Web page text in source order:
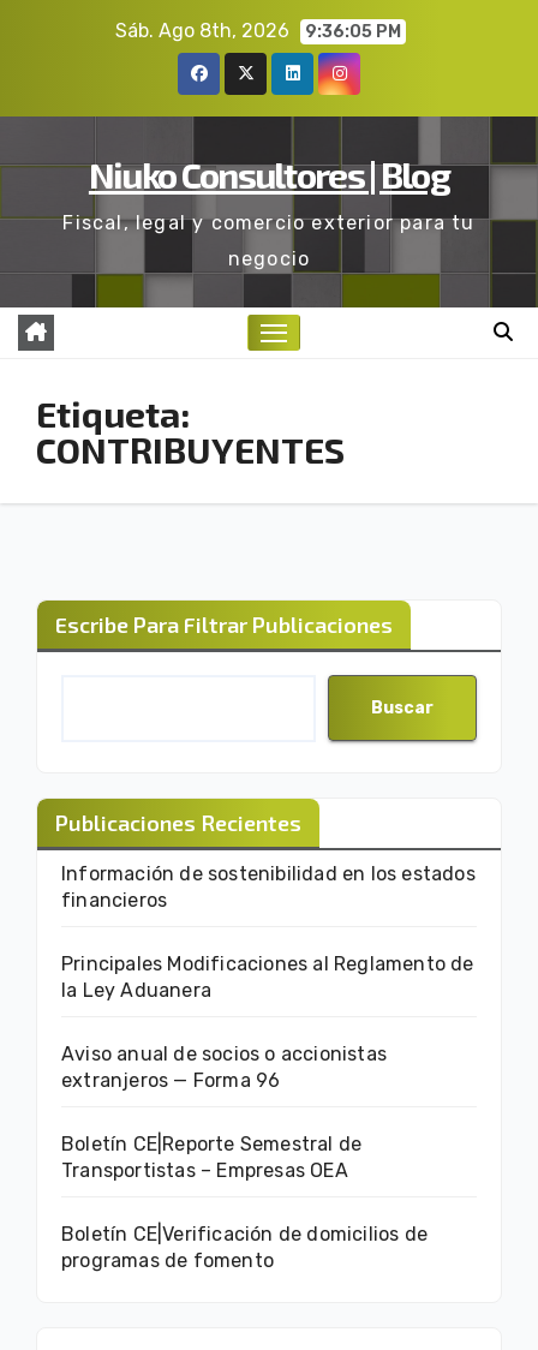
Sáb. Ago 8th, 2026 9:36:06 PM
Niuko Consultores | Blog
Fiscal, legal y comercio exterior para tu
negocio
Etiqueta:
CONTRIBUYENTES
Escribe Para Filtrar Publicaciones
Buscar
Publicaciones Recientes
Información de sostenibilidad en los estados
financieros
Principales Modificaciones al Reglamento de
la Ley Aduanera
Aviso anual de socios o accionistas
extranjeros — Forma 96
Boletín CE|Reporte Semestral de
Transportistas – Empresas OEA
Boletín CE|Verificación de domicilios de
programas de fomento